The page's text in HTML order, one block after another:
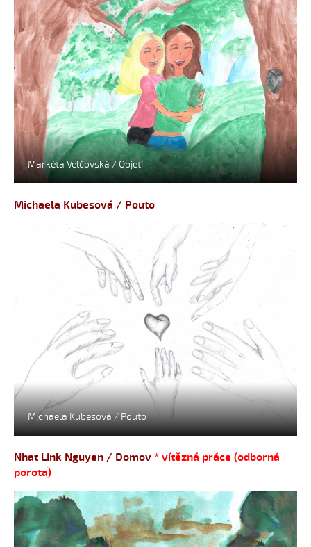
Markéta Velčovská / Objetí
Michaela Kubesová / Pouto
Michaela Kubesová / Pouto
Nhat Link Nguyen / Domov * vítězná práce (odborná
porota)